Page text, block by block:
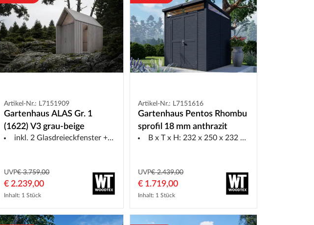
Artikel-Nr.: L7151909
Gartenhaus ALAS Gr. 1
(1622) V3 grau-beige
inkl. 2 Glasdreieckfenster + Fensterelement Seite
UVP€ 3.759,00
€ 2.239,00
Inhalt: 1 Stück
Artikel-Nr.: L7151616
Gartenhaus Pentos Rhombu
sprofil 18 mm anthrazit
B x T x H: 232 x 250 x 232 cm, inkl. Boden
UVP€ 2.439,00
€ 1.719,00
Inhalt: 1 Stück